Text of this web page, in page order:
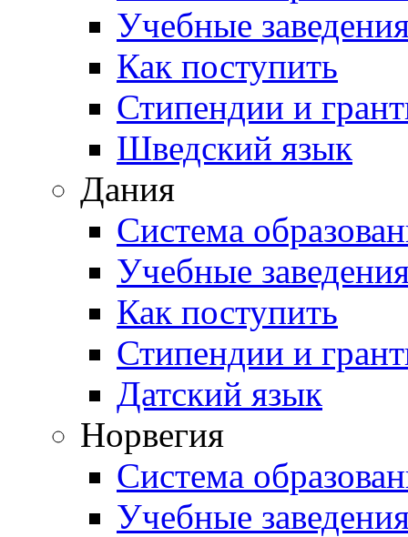
Учебные
Как поступить
Стипендии и
Шведский язык
Дания
Система
Учебные
Как поступить
Стипендии и
Датский язык
Норвегия
Система
Учебные